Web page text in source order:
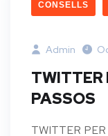
CONSELLS
Admin
TWITTER
PASSOS
TWITTER